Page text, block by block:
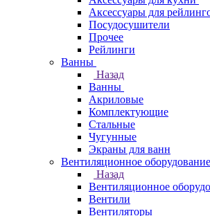
Аксессуары для
Посудосушители
Прочее
Рейлинги
Ванны
Назад
Ванны
Акриловые
Комплектующие
Стальные
Чугунные
Экраны для ванн
Вентиляционное оборудование
Назад
Вентиляционное
Вентили
Вентиляторы